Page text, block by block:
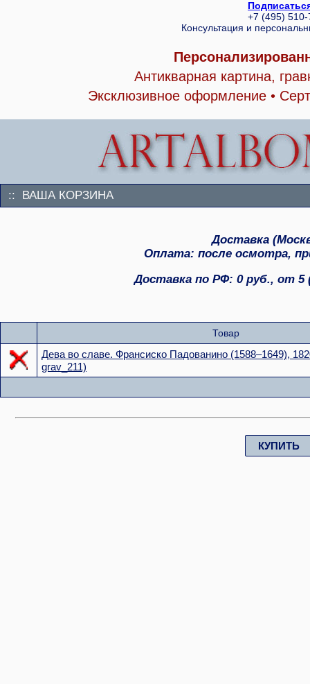
+7 (495)
Консультация и
Антикварная картина,
Эксклюзивное оформление •
:: ВАША КОРЗИНА
Доставка
Оплата: после осмотра,
Доставка по РФ: 0 руб., от 5
Товар
Дева во славе. Франсиско Падованино (1588–1649),
grav_211)
КУПИТЬ